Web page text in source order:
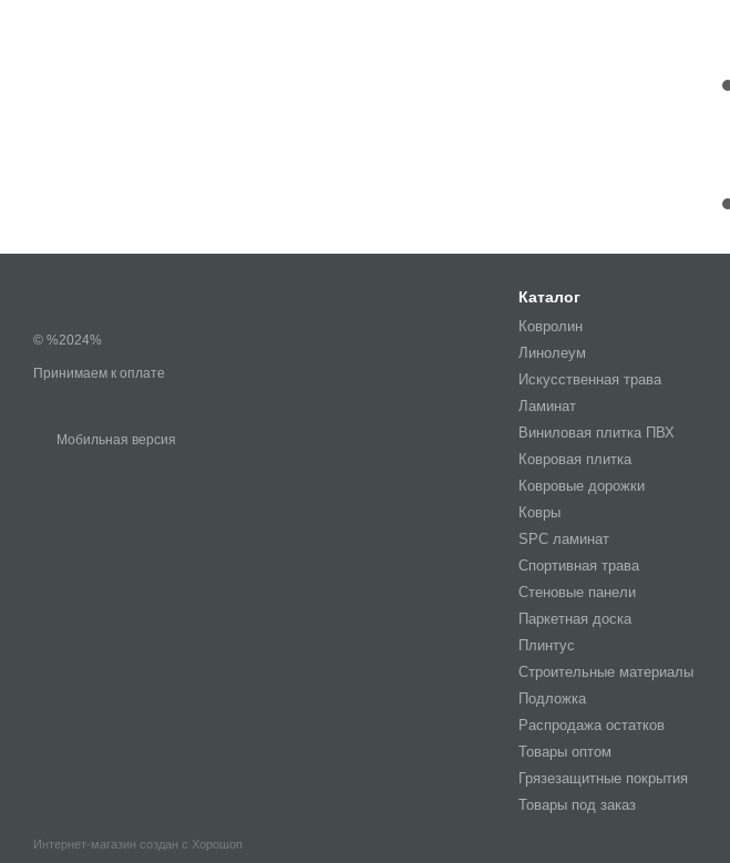
© %2024%
Принимаем к оплате
Мобильная версия
Интернет-магазин создан с Хорошоп
Каталог
Ковролин
Линолеум
Искусственная трава
Ламинат
Виниловая плитка ПВХ
Ковровая плитка
Ковровые дорожки
Ковры
SPC ламинат
Спортивная трава
Стеновые панели
Паркетная доска
Плинтус
Строительные материалы
Подложка
Распродажа остатков
Товары оптом
Грязезащитные покрытия
Товары под заказ